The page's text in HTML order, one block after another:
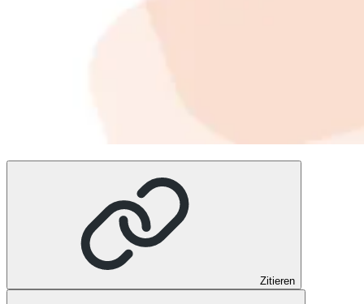
Zitieren